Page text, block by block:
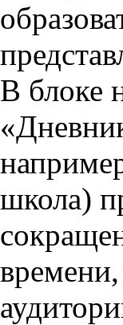
В блоке
школа)
времени,